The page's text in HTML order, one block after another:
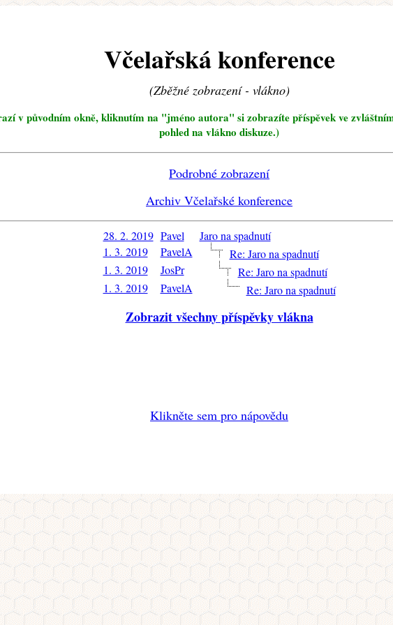
Včelařská konference
(Zběžné zobrazení - vlákno)
v původním okně, kliknutím na "jméno autora" si zobrazíte příspěvek ve
pohled na vlákno diskuze.)
Podrobné zobrazení
Archiv Včelařské konference
28. 2. 2019 Pavel
Jaro na spadnutí
1. 3. 2019
PavelA
Re: Jaro na spadnutí
1. 3. 2019
JosPr
Re: Jaro na spadnutí
1. 3. 2019
PavelA Re: Jaro na spadnutí
Zobrazit všechny příspěvky vlákna
Klikněte sem pro nápovědu